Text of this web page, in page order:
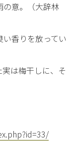
の意。（大辞林
香りを放ってい
は梅干しに、そ